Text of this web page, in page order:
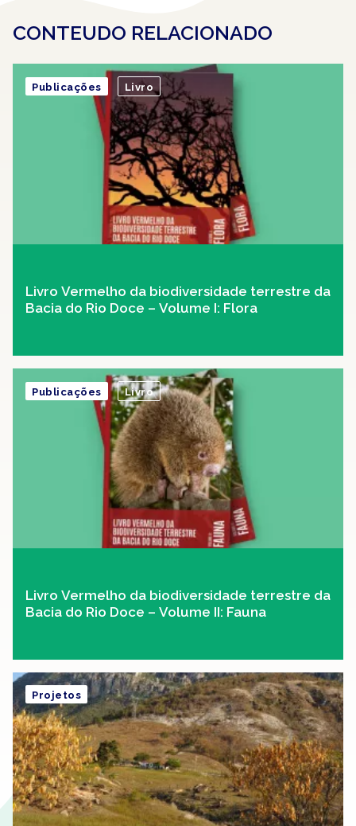
CONTEUDO RELACIONADO
Livro Vermelho da biodiversidade terrestre da
Bacia do Rio Doce – Volume I: Flora
Publicações Livro
Livro Vermelho da biodiversidade terrestre da
Bacia do Rio Doce – Volume II: Fauna
Publicações Livro
Projetos